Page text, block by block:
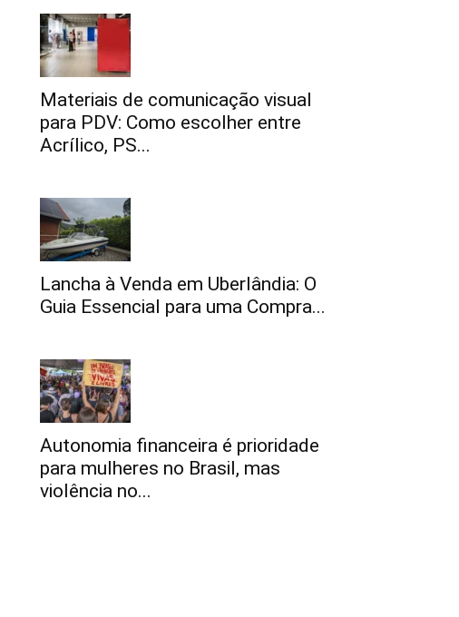
Materiais de comunicação visual
para PDV: Como escolher entre
Acrílico, PS...
Lancha à Venda em Uberlândia: O
Guia Essencial para uma Compra...
Autonomia financeira é prioridade
para mulheres no Brasil, mas
violência no...